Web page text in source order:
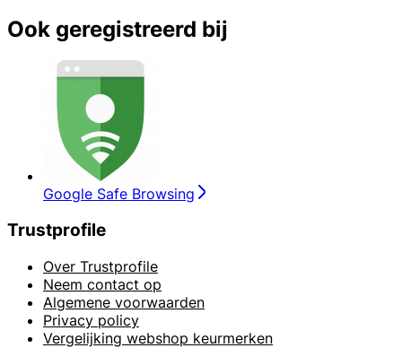
Ook geregistreerd bij
Google Safe Browsing
Trustprofile
Over Trustprofile
Neem contact op
Algemene voorwaarden
Privacy policy
Vergelijking webshop keurmerken